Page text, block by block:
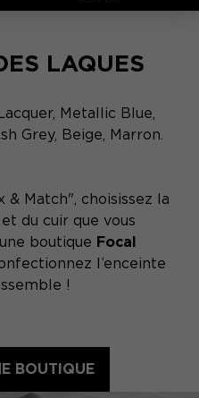
LAQUES
Metallic Blue,
Grey, Beige, Marron.
& Match", choisissez la
du cuir que vous
boutique Focal
l’enceinte
!
BOUTIQUE